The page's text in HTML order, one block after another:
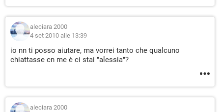
aleciara 2000
4 set 2010 alle 13:39
io nn ti posso aiutare, ma vorrei tanto che qualcuno
chiattasse cn me è ci stai "alessia"?
aleciara 2000